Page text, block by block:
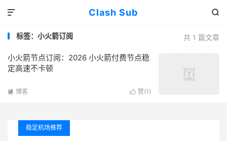
Clash Sub 

共 1 篇文章
标签：小火箭订阅
小火箭节点订阅：2026 小火箭付费节点稳
定高速不卡顿
 赞(1 )
 博客
稳定机场推荐